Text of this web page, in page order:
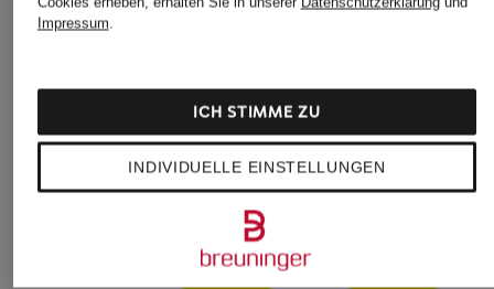
TIGER OF SWEDEN
darling harbour
Strickshirt
CHF 25
SELECTED
Impressum.
INDIVIDUELLE EINSTELLUNGEN
ICH STIMME ZU